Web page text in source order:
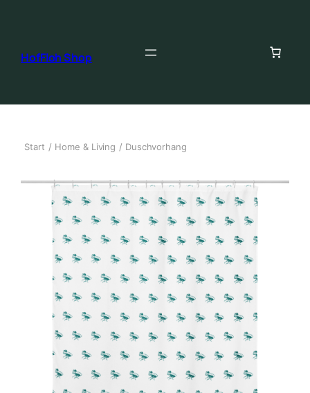
HofFloh Shop
Start / Home & Living / Duschvorhang